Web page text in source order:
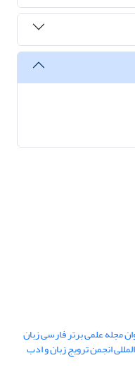
مجله علمی برتر فارسی زبان
المللی انجمن ترویج زبان و ادب